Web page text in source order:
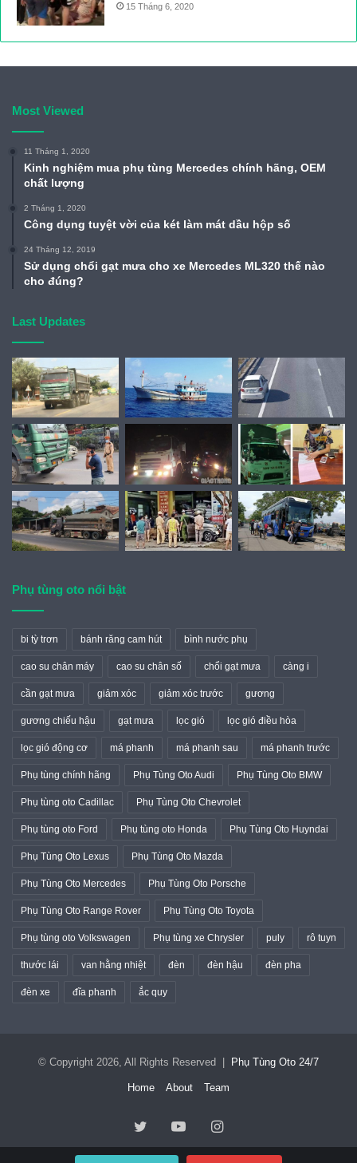
15 Tháng 6, 2020
Most Viewed
11 Tháng 1, 2020
Kinh nghiệm mua phụ tùng Mercedes chính hãng, OEM
chất lượng
2 Tháng 1, 2020
Công dụng tuyệt vời của két làm mát dầu hộp số
24 Tháng 12, 2019
Sử dụng chổi gạt mưa cho xe Mercedes ML320 thế nào
cho đúng?
Last Updates
Phụ tùng oto nổi bật
bi tỳ trơn bánh răng cam hút bình nước phụ
cao su chân máy cao su chân số chổi gạt mưa càng i
cần gạt mưa giảm xóc giảm xóc trước gương
gương chiếu hậu gạt mưa lọc gió lọc gió điều hòa
lọc gió động cơ má phanh má phanh sau má phanh trước
Phụ tùng chính hãng Phụ Tùng Oto Audi Phụ Tùng Oto BMW
Phụ tùng oto Cadillac Phụ Tùng Oto Chevrolet
Phụ tùng oto Ford Phụ tùng oto Honda Phụ Tùng Oto Huyndai
Phụ Tùng Oto Lexus Phụ Tùng Oto Mazda
Phụ Tùng Oto Mercedes Phụ Tùng Oto Porsche
Phụ Tùng Oto Range Rover Phụ Tùng Oto Toyota
Phụ tùng oto Volkswagen Phụ tùng xe Chrysler puly rô tuyn
thước lái van hằng nhiệt đèn đèn hậu đèn pha
đèn xe đĩa phanh ắc quy
© Copyright 2026, All Rights Reserved | Phụ Tùng Oto 24/7
Home About Team
TwitterYouTubeInstagram